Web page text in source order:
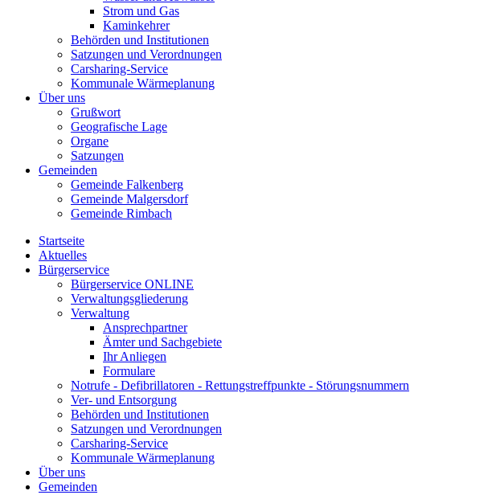
Strom und Gas
Kaminkehrer
Behörden und Institutionen
Satzungen und Verordnungen
Carsharing-Service
Kommunale Wärmeplanung
Über uns
Grußwort
Geografische Lage
Organe
Satzungen
Gemeinden
Gemeinde Falkenberg
Gemeinde Malgersdorf
Gemeinde Rimbach
Startseite
Aktuelles
Bürgerservice
Bürgerservice ONLINE
Verwaltungsgliederung
Verwaltung
Ansprechpartner
Ämter und Sachgebiete
Ihr Anliegen
Formulare
Notrufe - Defibrillatoren - Rettungstreffpunkte - Störungsnummern
Ver- und Entsorgung
Behörden und Institutionen
Satzungen und Verordnungen
Carsharing-Service
Kommunale Wärmeplanung
Über uns
Gemeinden